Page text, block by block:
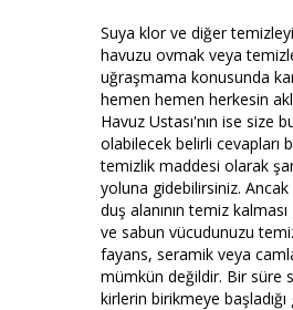
Suya klor ve diğer
havuzu ovmak veya
uğraşmama konusunda
hemen hemen herkesin
Havuz Ustası'nın ise size
olabilecek belirli cevapları
temizlik maddesi olarak
yoluna gidebilirsiniz. Ancak
duş alanının temiz
ve sabun vücudunuzu
fayans, seramik veya
mümkün değildir. Bir süre
kirlerin birikmeye